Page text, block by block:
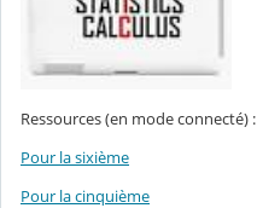
Ressources (en mode connecté) :
Pour la sixième
Pour la cinquième